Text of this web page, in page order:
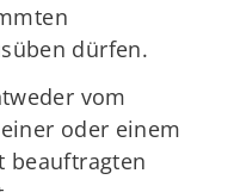
dürfen.
vom
oder einem
beauftragten